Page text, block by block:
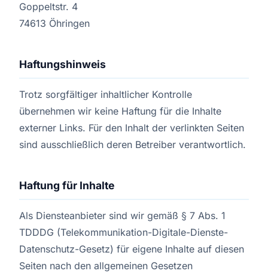
Goppeltstr. 4
74613 Öhringen
Haftungshinweis
Trotz sorgfältiger inhaltlicher Kontrolle
übernehmen wir keine Haftung für die Inhalte
externer Links. Für den Inhalt der verlinkten Seiten
sind ausschließlich deren Betreiber verantwortlich.
Haftung für Inhalte
Als Diensteanbieter sind wir gemäß § 7 Abs. 1
TDDDG (Telekommunikation-Digitale-Dienste-
Datenschutz-Gesetz) für eigene Inhalte auf diesen
Seiten nach den allgemeinen Gesetzen